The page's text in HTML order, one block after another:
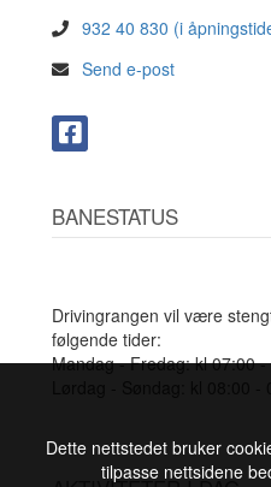
932 40 830 (i
Send e-post
BANESTATUS
Drivingrangen vil være
følgende tider:
Mandag - Fredag: kl 07:00 -
Dette nettstedet bruker
tilpasse nettsidene